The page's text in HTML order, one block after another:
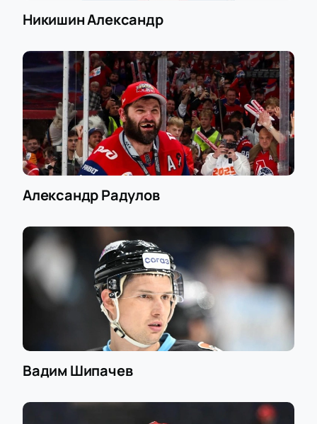
Никишин Александр
Александр Радулов
Вадим Шипачев